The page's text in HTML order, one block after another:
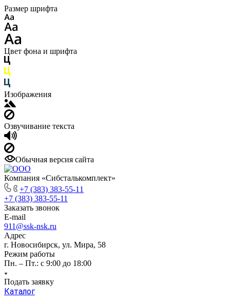
Размер шрифта
Цвет фона и шрифта
Изображения
Озвучивание текста
Обычная версия сайта
Компания «Сибсталькомплект»
+7 (383) 383-55-11
+7 (383) 383-55-11
Заказать звонок
E-mail
911@ssk-nsk.ru
Адрес
г. Новосибирск, ул. Мира, 58
Режим работы
Пн. – Пт.: с 9:00 до 18:00
Подать заявку
Каталог